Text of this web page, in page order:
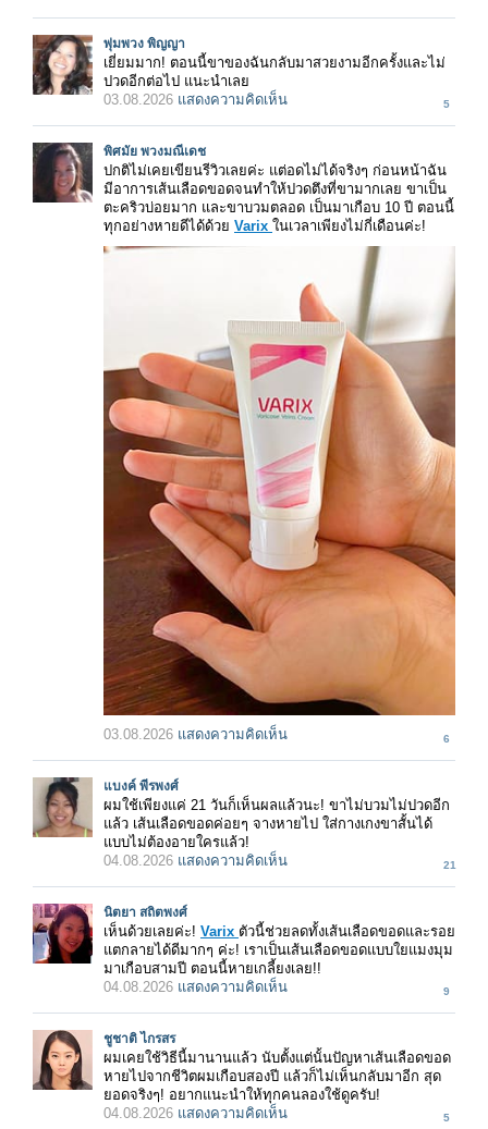
พุ่มพวง พิญญา
เยี่ยมมาก! ตอนนี้ขาของฉันกลับมาสวยงามอีกครั้งและไม่
ปวดอีกต่อไป แนะนำเลย
03.08.2026 แสดงความคิดเห็น 5
พิศมัย พวงมณีเดช
ปกติไม่เคยเขียนรีวิวเลยค่ะ แต่อดไม่ได้จริงๆ ก่อนหน้าฉัน
มีอาการเส้นเลือดขอดจนทำให้ปวดตึงที่ขามากเลย ขาเป็น
ตะคริวบ่อยมาก และขาบวมตลอด เป็นมาเกือบ 10 ปี ตอนนี้
ทุกอย่างหายดีได้ด้วย Varix ในเวลาเพียงไม่กี่เดือนค่ะ!
03.08.2026 แสดงความคิดเห็น 6
แบงค์ พีรพงศ์
ผมใช้เพียงแค่ 21 วันก็เห็นผลแล้วนะ! ขาไม่บวมไม่ปวดอีก
แล้ว เส้นเลือดขอดค่อยๆ จางหายไป ใส่กางเกงขาสั้นได้
แบบไม่ต้องอายใครแล้ว!
04.08.2026 แสดงความคิดเห็น 21
นิตยา สถิตพงศ์
เห็นด้วยเลยค่ะ! Varix ตัวนี้ช่วยลดทั้งเส้นเลือดขอดและรอย
แตกลายได้ดีมากๆ ค่ะ! เราเป็นเส้นเลือดขอดแบบใยแมงมุม
มาเกือบสามปี ตอนนี้หายเกลี้ยงเลย!!
04.08.2026 แสดงความคิดเห็น 9
ชูชาติ ไกรสร
ผมเคยใช้วิธีนี้มานานแล้ว นับตั้งแต่นั้นปัญหาเส้นเลือดขอด
หายไปจากชีวิตผมเกือบสองปี แล้วก็ไม่เห็นกลับมาอีก สุด
ยอดจริงๆ! อยากแนะนำให้ทุกคนลองใช้ดูครับ!
04.08.2026 แสดงความคิดเห็น 5